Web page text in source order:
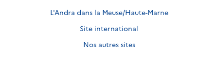
L'Andra dans la Meuse/Haute-Marne
Site international
Nos autres sites